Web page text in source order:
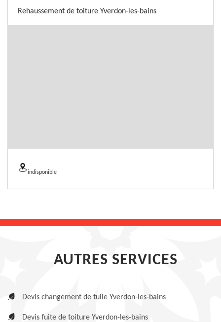
Rehaussement de toiture Yverdon-les-bains
indisponible
AUTRES SERVICES
Devis changement de tuile Yverdon-les-bains
Devis fuite de toiture Yverdon-les-bains